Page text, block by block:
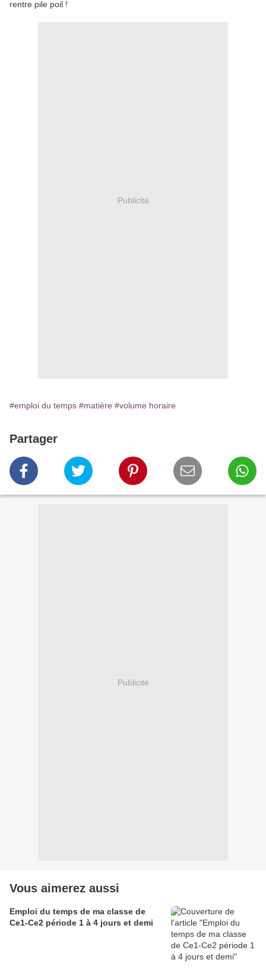
rentre pile poil !
Publicité
#emploi du temps #matière #volume horaire
Partager
Publicité
Vous aimerez aussi
Emploi du temps de ma classe de
Ce1-Ce2 période 1 à 4 jours et demi